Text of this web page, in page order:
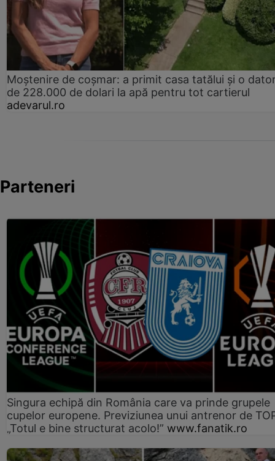
Moștenire de coșmar: a primit casa tatălui și o
de 228.000 de dolari la apă pentru tot cartierul
adevarul.ro
Parteneri
Singura echipă din România care va prinde grupele
cupelor europene. Previziunea unui antrenor de
„Totul e bine structurat acolo!” www.fanatik.ro